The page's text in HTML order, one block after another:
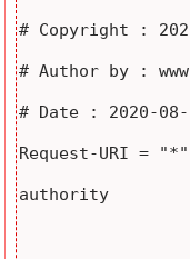
# Copyright :
# Author by :
# Date : 2020-08-
Request-URI =
authority